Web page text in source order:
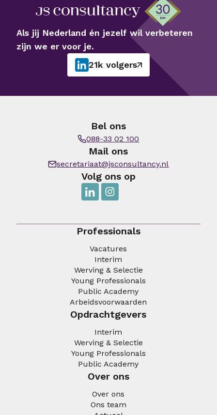
Als jij Nederland én jezelf wil verbeteren
zijn we er voor je.
21k volgers
Professionals
Vacatures
Interim
Werving & Selectie
Young Professionals
Public Academy
Arbeidsvoorwaarden
Opdrachtgevers
Interim
Werving & Selectie
Young Professionals
Public Academy
Over ons
Over ons
Ons team
Bel ons
088-33 02 100
Mail ons
secretariaat@jsconsultancy.nl
Volg ons op